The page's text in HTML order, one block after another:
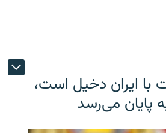
با ایران دخیل است،
پایان می‌رسد